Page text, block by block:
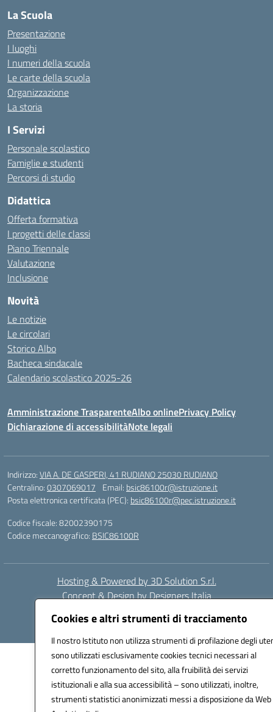
Cookies e altri strumenti di tracciamento
Il nostro Istituto non utilizza strumenti di profilazione degli
sono utilizzati esclusivamente cookies tecnici necessari al
corretto funzionamento del sito, alla fruibilità dei servizi
istituzionali e alla sua accessibilità – sono utilizzati, inoltre,
strumenti statistici anonimizzati messi a disposizione da Web
La Scuola
Presentazione
I luoghi
I numeri della scuola
Le carte della scuola
Organizzazione
La storia
I Servizi
Personale scolastico
Famiglie e studenti
Percorsi di studio
Didattica
Offerta formativa
I progetti delle classi
Piano Triennale
Valutazione
Inclusione
Novità
Le notizie
Le circolari
Storico Albo
Bacheca sindacale
Calendario scolastico 2025-26
Amministrazione TrasparenteAlbo onlinePrivacy Policy
Dichiarazione di accessibilitàNote legali
Indirizzo:VIA A. DE GASPERI, 41 RUDIANO 25030 RUDIANO
Centralino:0307069017 Email: bsic86100r@istruzione.it
Posta elettronica certificata (PEC): bsic86100r@pec.istruzione.it
Codice fiscale: 82002390175
Codice meccanografico: BSIC86100R
Hosting & Powered by 3D Solution S.r.l.
Concept & Design by Designers Italia